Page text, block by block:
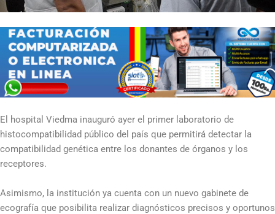
El hospital Viedma inauguró ayer el primer laboratorio de
histocompatibilidad público del país que permitirá detectar la
compatibilidad genética entre los donantes de órganos y los
receptores.
Asimismo, la institución ya cuenta con un nuevo gabinete de
ecografía que posibilita realizar diagnósticos precisos y oportunos